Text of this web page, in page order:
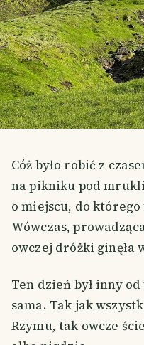
Cóż było robić z
na pikniku pod
o miejscu, do
Wówczas,
owczej dróżki ginęła
Ten dzień był inny
sama. Tak jak
Rzymu, tak owcze